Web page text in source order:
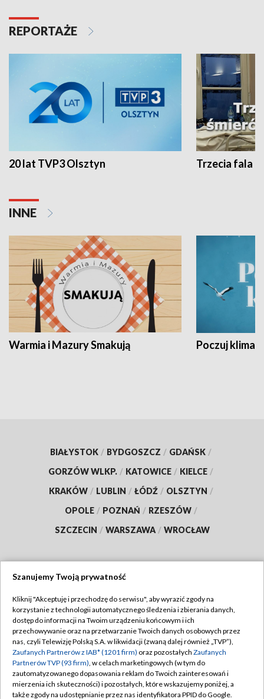
REPORTAŻE
20 lat TVP3 Olsztyn Trzecia fala -
INNE
Warmia i Mazury Smakują Poczuj klimat
BIAŁYSTOK / BYDGOSZCZ / GDAŃSK /
GORZÓW WLKP. / KATOWICE / KIELCE /
KRAKÓW / LUBLIN / ŁÓDŹ / OLSZTYN /
OPOLE / POZNAŃ / RZESZÓW /
SZCZECIN / WARSZAWA / WROCŁAW
TVP
Abonament TVP
Emisja w TVP
Centrum informacji TVP
Naziemna Telewizja Cyfrowa
Regulamin TVP
Polityka prywatności
Moje zgody
Pomoc
Szanujemy Twoją prywatność
Kliknij "Akceptuję i przechodzę do serwisu", aby wyrazić zgody na
korzystanie z technologii automatycznego śledzenia i zbierania danych,
dostęp do informacji na Twoim urządzeniu końcowym i ich
przechowywanie oraz na przetwarzanie Twoich danych osobowych przez
nas, czyli Telewizję Polską S.A. w likwidacji (zwaną dalej również „TVP”),
Zaufanych Partnerów z IAB* (1201 firm) oraz pozostałych Zaufanych
Partnerów TVP (93 firm), w celach marketingowych (w tym do
zautomatyzowanego dopasowania reklam do Twoich zainteresowań i
mierzenia ich skuteczności) i pozostałych, które wskazujemy poniżej, a
także zgody na udostępnianie przez nas identyfikatora PPID do Google.